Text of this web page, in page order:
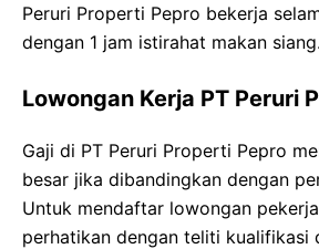
Peruri Properti Pepro bekerja
dengan 1 jam istirahat makan siang.
Lowongan Kerja PT Peruri
Gaji di PT Peruri Properti Pepro
besar jika dibandingkan dengan
Untuk mendaftar lowongan
perhatikan dengan teliti kualifikasi